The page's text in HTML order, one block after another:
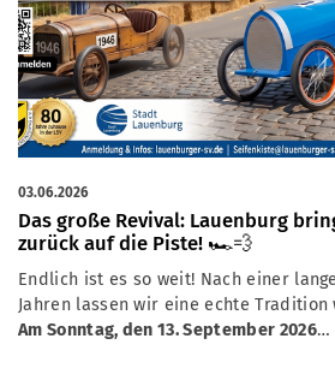
03.06.2026
Das große Revival: Lauenburg
zurück auf die Piste! 🏎️💨
Endlich ist es so weit! Nach einer
Jahren lassen wir eine echte
Am Sonntag, den 13. September 2026…